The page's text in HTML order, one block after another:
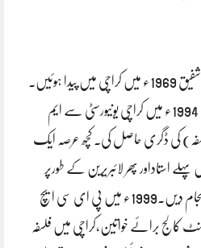
ڈاکٹر مزملّہ شفیق 1969ء میں کراچی میں پیدا ہوئیں۔
آپ نے 1994ء میں کراچی یونیورسٹی سے ایم
کی ڈگری حاصل کی۔ کچھ عرصہ ایک
استاداور پھر لائبریرین کے طورپر
خدمات انجام دیں۔1999ء میں پی ای سی ایچ
کالج برائے خواتین،کراچی میں فلسفہ